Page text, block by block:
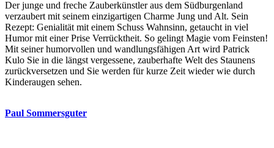
Der junge und freche Zauberkünstler aus dem Südburgenland
verzaubert mit seinem einzigartigen Charme Jung und Alt. Sein
Rezept: Genialität mit einem Schuss Wahnsinn, getaucht in viel
Humor mit einer Prise Verrücktheit. So gelingt Magie vom Feinsten!
Mit seiner humorvollen und wandlungsfähigen Art wird Patrick
Kulo Sie in die längst vergessene, zauberhafte Welt des Staunens
zurückversetzen und Sie werden für kurze Zeit wieder wie durch
Kinderaugen sehen.
Paul Sommersguter